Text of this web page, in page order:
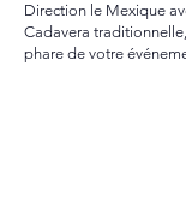
Direction le Mexique
Cadavera
phare de votre